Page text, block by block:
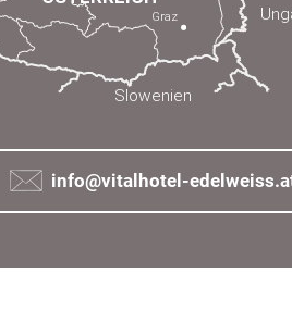
info@vitalhotel-